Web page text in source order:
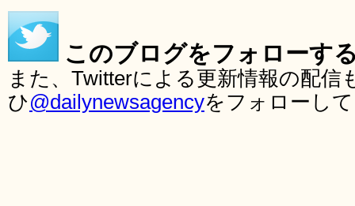
このブログをフォローす
また、Twitterによる更新情報の配
ひ@dailynewsagencyをフォローし